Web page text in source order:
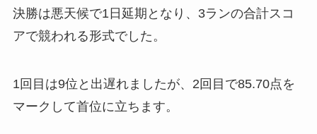
決勝は悪天候で1日延期となり、3ランの合計スコ
アで競われる形式でした。
1回目は9位と出遅れましたが、2回目で85.70点を
マークして首位に立ちます。